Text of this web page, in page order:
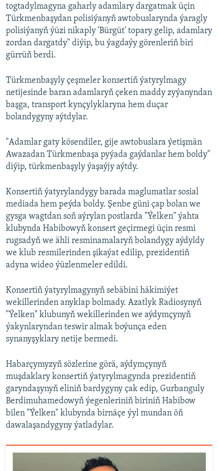
togtadylmagyna gaharly adamlary dargatmak üçin
Türkmenbaşydan polisiýanyň awtobuslarynda ýaragly
polisiýanyň ýüzi nikaply 'Bürgüt' topary gelip, adamlary
zordan dargatdy" diýip, bu ýagdaýy görenleriň biri
gürrüň berdi.
Türkmenbaşyly çeşmeler konsertiň ýatyrylmagy
netijesinde baran adamlaryň çeken maddy zyýanyndan
başga, transport kynçylyklaryna hem duçar
bolandygyny aýtdylar.
"Adamlar gaty kösendiler, gije awtobuslara ýetişmän
Awazadan Türkmenbaşa pyýada gaýdanlar hem boldy"
diýip, türkmenbaşyly ýaşaýjy aýtdy.
Konsertiň ýatyrylandygy barada maglumatlar sosial
mediada hem peýda boldy. Şenbe güni çap bolan we
gysga wagtdan soň aýrylan postlarda "Ýelken" ýahta
klubynda Habibowyň konsert geçirmegi üçin resmi
rugsadyň we ähli resminamalaryň bolandygy aýdyldy
we klub resmilerinden şikaýat edilip, prezidentiň
adyna wideo ýüzlenmeler edildi.
Konsertiň ýatyrylmagynyň sebäbini häkimiýet
wekillerinden anyklap bolmady. Azatlyk Radiosynyň
"Ýelken" klubunyň wekillerinden we aýdymçynyň
ýakynlaryndan teswir almak boýunça eden
synanyşyklary netije bermedi.
Habarçymyzyň sözlerine görä, aýdymçynyň
muşdaklary konsertiň ýatyrylmagynda prezidentiň
garyndaşynyň eliniň bardygyny çak edip, Gurbanguly
Berdimuhamedowyň ýegenleriniň biriniň Habibow
bilen "Ýelken" klubynda birnäçe ýyl mundan öň
dawalaşandygyny ýatladylar.